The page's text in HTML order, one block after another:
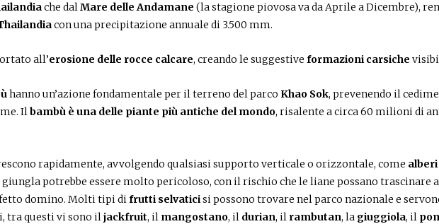
che dalMare delle Andamane (la stagione piovosa va da Aprile a Dicembre),
con una precipitazione annuale di 3.500 mm.
all’erosione delle rocce calcare, creando le suggestive formazioni carsiche
hanno un’azione fondamentale per il terreno del parco Khao Sok, prevenendo il
Ilbambù è una delle piante più antiche del mondo, risalente a circa 60 milioni di
rapidamente, avvolgendo qualsiasi supporto verticale o orizzontale, come
potrebbe essere molto pericoloso, con il rischio che le liane possano trascinare
domino. Molti tipi difrutti selvaticisi possono trovare nel parco nazionale e
tra questi vi sono iljackfruit, il mangostano, il durian, il rambutan, la giuggiola, il